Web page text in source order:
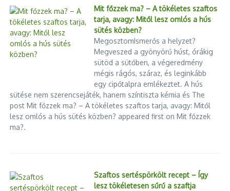
Mit főzzek ma? – A tökéletes szaftos
tarja, avagy: Mitől lesz omlós a hús
sütés közben?
MegosztomIsmerős a helyzet?
Megveszed a gyönyörű húst, órákig
sütöd a sütőben, a végeredmény
mégis rágós, száraz, és leginkább
egy cipőtalpra emlékeztet. A hús
sütése nem szerencsejáték, hanem színtiszta kémia és The
post Mit főzzek ma? – A tökéletes szaftos tarja, avagy: Mitől
lesz omlós a hús sütés közben? appeared first on Mit főzzek
ma?.
Szaftos sertéspörkölt recept – Így
lesz tökéletesen sűrű a szaftja